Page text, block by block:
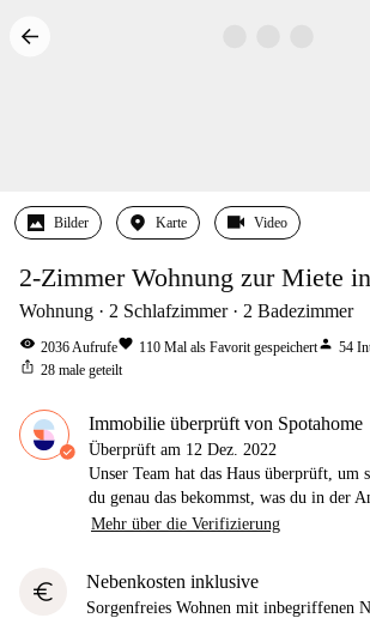
Bilder Karte Video
2-Zimmer Wohnung zur Miete
Wohnung 2 Schlafzimmer 2 Badezimmer
visibility 2036Aufrufefavorite 110 Mal als Favorit gespeichertperson 54
ios_share 28 male geteilt
Immobilie überprüft von Spotahome
Überprüft am 12 Dez. 2022
Unser Team hat das Haus überprüft, um
du genau das bekommst, was du in der
Mehr über die Verifizierung
euro Nebenkosten inklusive
Sorgenfreies Wohnen mit inbegriffenen